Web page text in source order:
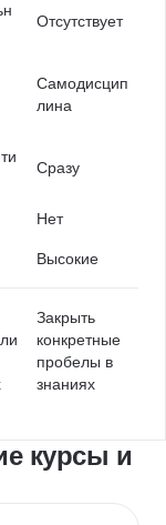
Отсутствует
Самодисцип
лина
Сразу
Нет
Высокие
Закрыть
конкретные
пробелы в
знаниях
курсы и